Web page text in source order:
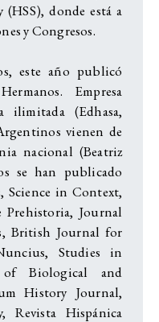
donde está a
y Congresos.
este año publicó
Empresa
ilimitada (Edhasa,
vienen de
nacional (Beatriz
se han publicado
Science in Context,
Prehistoria, Journal
British Journal for
Studies in
Biological and
History Journal,
Hispánica